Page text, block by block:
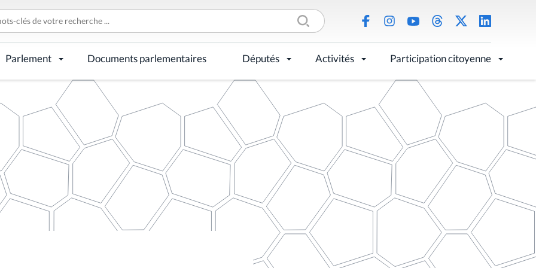
Parlement Documents parlementaires Députés Activités Participation citoyenne